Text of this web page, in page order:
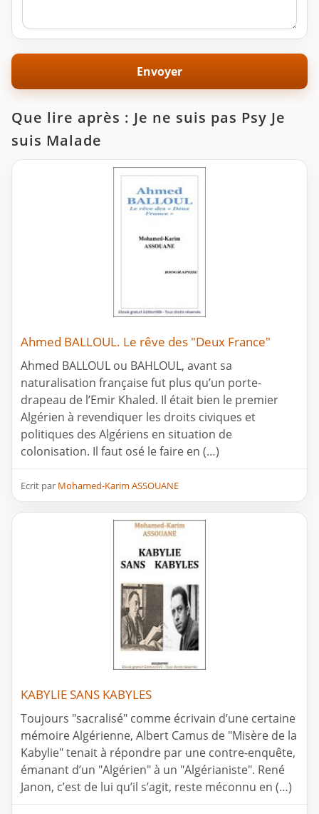
Que lire après : Je ne suis pas Psy Je
suis Malade
Ahmed BALLOUL. Le rêve des "Deux France"
Ahmed BALLOUL ou BAHLOUL, avant sa
naturalisation française fut plus qu’un porte-
drapeau de l’Emir Khaled. Il était bien le premier
Algérien à revendiquer les droits civiques et
politiques des Algériens en situation de
colonisation. Il faut osé le faire en (…)
Ecrit par Mohamed-Karim ASSOUANE
KABYLIE SANS KABYLES
Toujours "sacralisé" comme écrivain d’une certaine
mémoire Algérienne, Albert Camus de "Misère de la
Kabylie" tenait à répondre par une contre-enquête,
émanant d’un "Algérien" à un "Algérianiste". René
Janon, c’est de lui qu’il s’agit, reste méconnu en (…)